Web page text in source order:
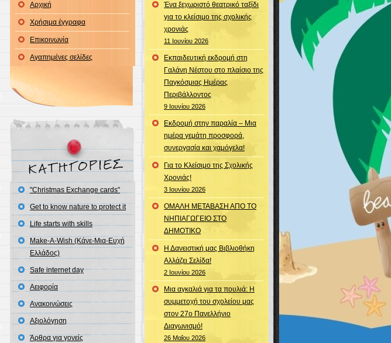
Αρχική
Χρήσιμα έγγραφα
Επικοινωνία
Αγαπημένες σελίδες
"Christmas Exchange cards"
Get to know nature to protect it
Life starts with skills
Make-A-Wish (Κάνε-Μια-Ευχή
Ελλάδος)
Safe internet day
Αειφορία
Ανακοινώσεις
Αξιολόγηση
Άρθρα για γονείς
Ένα ξεχωριστό θεατρικό ταξίδι
για το κλείσιμο της σχολικής
χρονιάς
11 Ιουνίου 2026
Εκπαιδευτική εκδρομή στη
Γαλάνη Νέστου στο πλαίσιο της
Παγκόσμιας Ημέρας
Περιβάλλοντος
9 Ιουνίου 2026
Εκδρομή στην παραλία – Μια
ημέρα γεμάτη προσφορά,
συνεργασία και χαμόγελα!
Για το Κλείσιμο της Σχολικής
Χρονιάς!
3 Ιουνίου 2026
ΟΜΑΛΗ ΜΕΤΑΒΑΣΗ ΑΠΟ ΤΟ
ΝΗΠΙΑΓΩΓΕΙΟ ΣΤΟ
ΔΗΜΟΤΙΚΟ
Η Δανειστική μας Βιβλιοθήκη
Αλλάζει Σελίδα!
2 Ιουνίου 2026
Μια αγκαλιά για τα πουλιά: Η
συμμετοχή του σχολείου μας
στον 27ο Πανελλήνιο
Διαγωνισμό!
26 Μαΐου 2026